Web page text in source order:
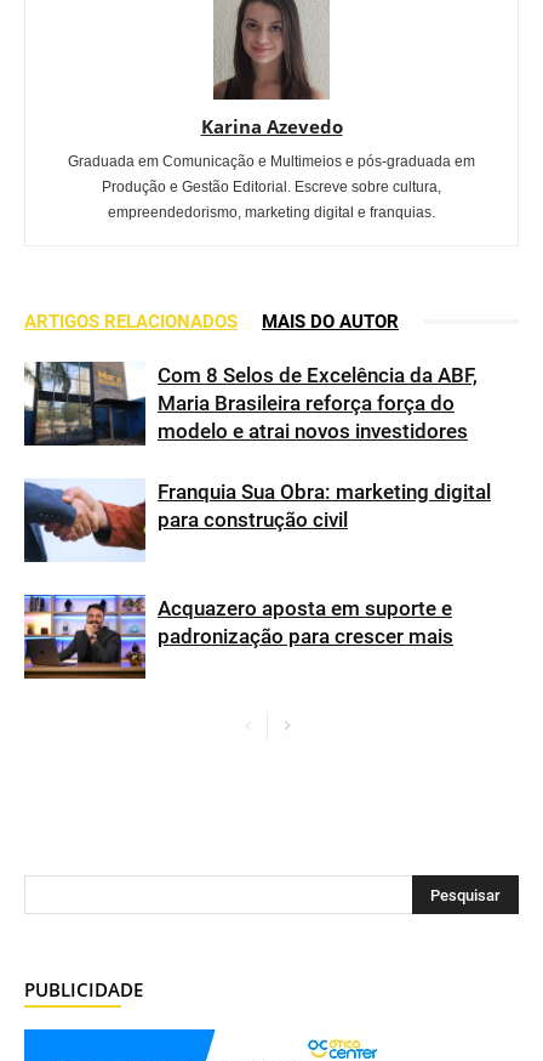
Karina Azevedo
Graduada em Comunicação e Multimeios e pós-graduada em
Produção e Gestão Editorial. Escreve sobre cultura,
empreendedorismo, marketing digital e franquias.
ARTIGOS RELACIONADOS MAIS DO AUTOR
Com 8 Selos de Excelência da ABF,
Maria Brasileira reforça força do
modelo e atrai novos investidores
Franquia Sua Obra: marketing digital
para construção civil
Acquazero aposta em suporte e
padronização para crescer mais
PUBLICIDADE